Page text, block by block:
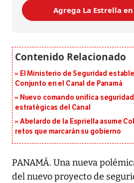
Agrega La Estrella
El Ministerio de Seguridad
Conjunto en el Canal de Panamá
Nuevo comando unifica
estratégicas del Canal
Abelardo de la Espriella asume
retos que marcarán su gobierno
PANAMÁ. Una nueva
del nuevo proyecto de